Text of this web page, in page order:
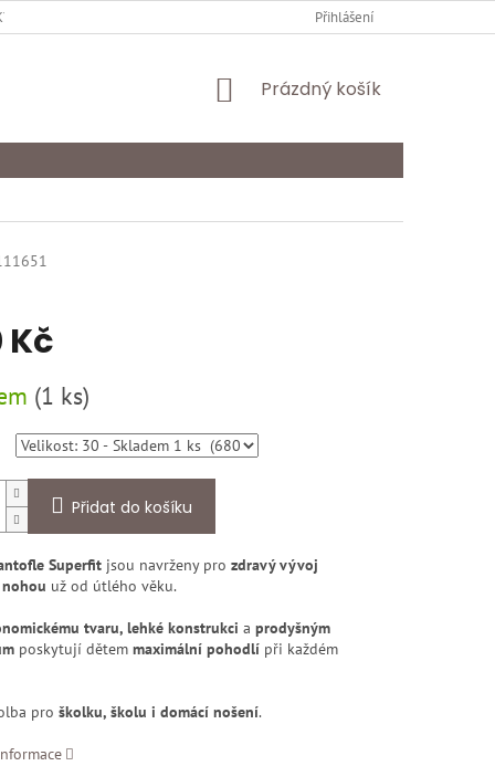
OCHRANY OSOBNÍCH ÚDAJŮ ODSTOUPENÍ OD
Přihlášení
NÁKUPNÍ
Prázdný košík
Kč
(1 ks)
Přidat do košíku
Superfitjsou navrženy pro zdravý vývoj
už od útlého věku.
tvaru, lehké konstrukci a prodyšným
poskytují dětem maximální pohodlípři každém
pro školku, školu i domácí nošení.